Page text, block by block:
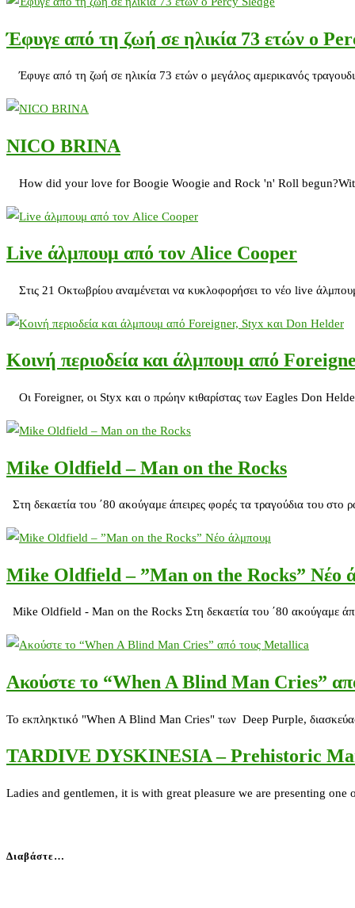
Έφυγε από τη ζωή σε ηλικία 73 ετών ο
Έφυγε από τη ζωή σε ηλικία 73 ετών ο μεγάλος αμερικανός
NICO BRINA
How did your love for Boogie Woogie and Rock 'n' Roll
Live άλμπουμ από τον Alice Cooper
Στις 21 Οκτωβρίου αναμένεται να κυκλοφορήσει το νέο live
Κοινή περιοδεία και άλμπουμ από
Οι Foreigner, οι Styx και ο πρώην κιθαρίστας των Eagles Don
Μike Οldfield – Man on the Rocks
Στη δεκαετία του ΄80 ακούγαμε άπειρες φορές τα τραγούδια του
Μike Οldfield – ”Man on the Rocks” Νέο
Μike Οldfield - Man on the Rocks Στη δεκαετία του ΄80 ακούγαμε
Ακούστε το “When A Blind Man Cries”
Το εκπληκτικό "When A Blind Man Cries" των Deep Purple,
TARDIVE DYSKINESIA – Prehistoric
Ladies and gentlemen, it is with great pleasure we are presenting
Διαβάστε…